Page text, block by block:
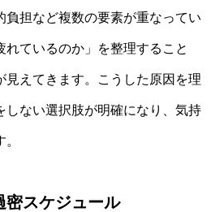
負担など複数の要素が重なってい
れているのか」を整理すること
見えてきます。こうした原因を理
しない選択肢が明確になり、気持
密スケジュール